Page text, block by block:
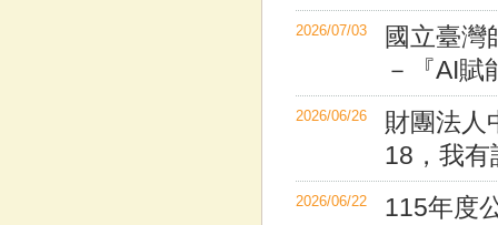
2026/07/03
國立臺灣
－『AI賦
2026/06/26
財團法人
18，我
2026/06/22
115年度